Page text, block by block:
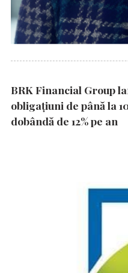
BRK Financial Group
obligațiuni de până la
dobândă de 12% pe an